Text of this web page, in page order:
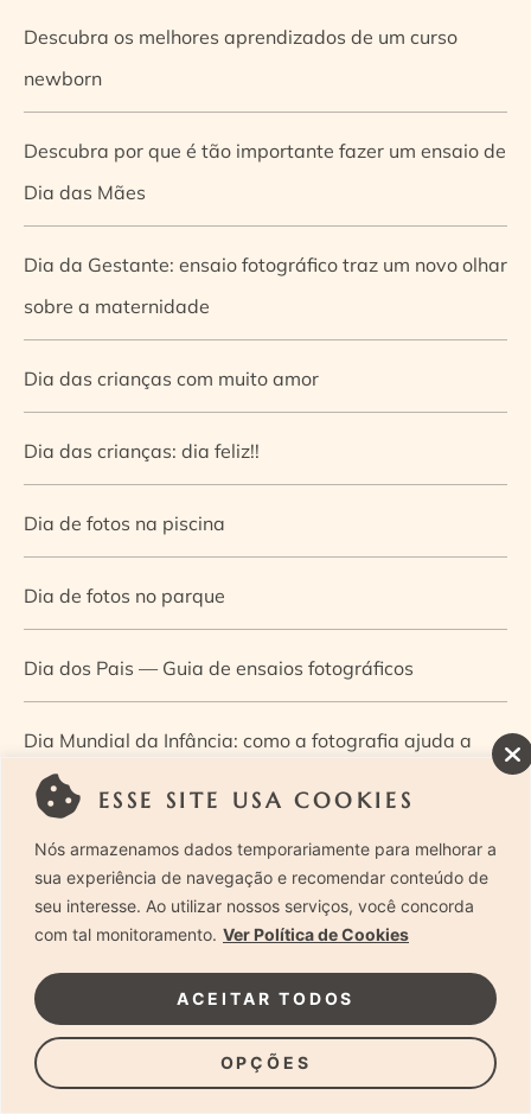
ESSE SITE USA COOKIES
Nós armazenamos dados temporariamente para melhorar a
sua experiência de navegação e recomendar conteúdo de
seu interesse. Ao utilizar nossos serviços, você concorda
com tal monitoramento. Ver Política de Cookies
OPÇÕES
ACEITAR TODOS
Descubra os melhores aprendizados de um curso
newborn
Descubra por que é tão importante fazer um ensaio de
Dia das Mães
Dia da Gestante: ensaio fotográfico traz um novo olhar
sobre a maternidade
Dia das crianças com muito amor
Dia das crianças: dia feliz!!
Dia de fotos na piscina
Dia de fotos no parque
Dia dos Pais — Guia de ensaios fotográficos
Dia Mundial da Infância: como a fotografia ajuda a
construir a memória e a identidade da criança
Diário de uma grávida e sua pequena
Dica de especialista: como otimizar o fluxo de trabalho
no ensaio newborn?
Dica de especialista: qual o melhor guia de poses para
fotografia newborn?